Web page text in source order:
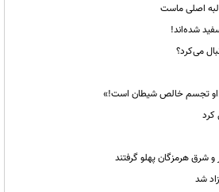
اصلی ماست
شده‌اند!
تجسم خالص شیطان است!»
کرد